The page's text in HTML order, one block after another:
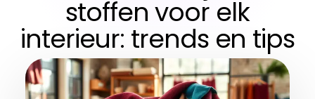
stoffen voor elk
interieur: trends en tips